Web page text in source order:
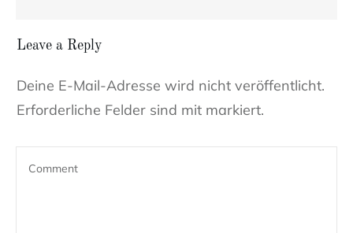
Leave a Reply
Deine E-Mail-Adresse wird nicht veröffentlicht.
Erforderliche Felder sind mit markiert.